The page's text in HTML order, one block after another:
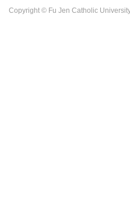
Copyright © Fu Jen Catholic